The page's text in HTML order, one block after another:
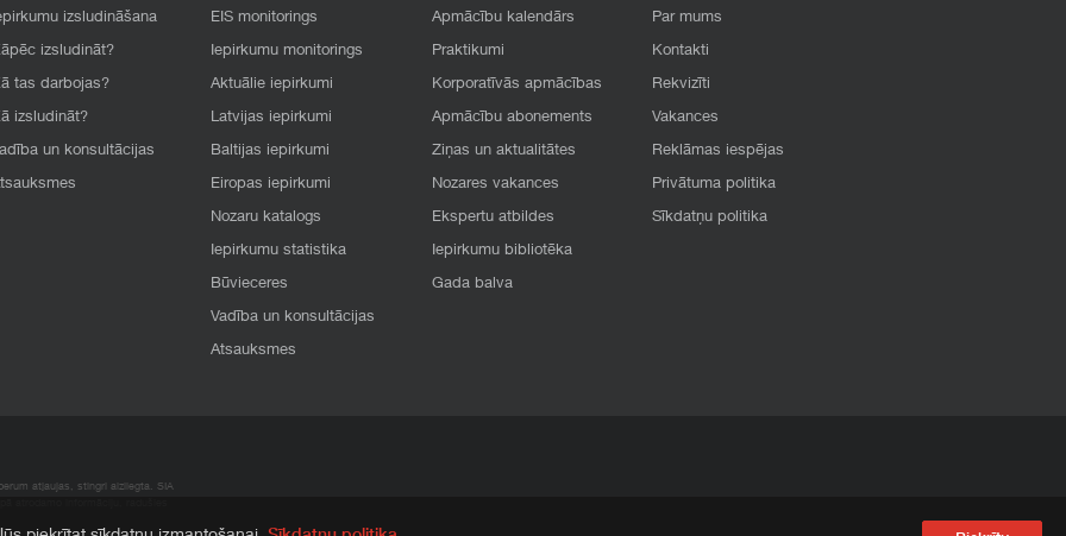
izsludināšana
izsludināt?
tas darbojas?
izsludināt?
un konsultācijas
EIS monitorings
Iepirkumu monitorings
Aktuālie iepirkumi
Latvijas iepirkumi
Baltijas iepirkumi
Eiropas iepirkumi
Nozaru katalogs
Iepirkumu statistika
Būvieceres
Vadība un konsultācijas
Atsauksmes
Apmācību kalendārs
Praktikumi
Korporatīvās apmācības
Apmācību abonements
Ziņas un aktualitātes
Nozares vakances
Ekspertu atbildes
Iepirkumu bibliotēka
Gada balva
Par mums
Kontakti
Rekvizīti
Vakances
Reklāmas iespējas
Privātuma politika
Sīkdatņu politika
atļaujas, stingri aizliegta. SIA